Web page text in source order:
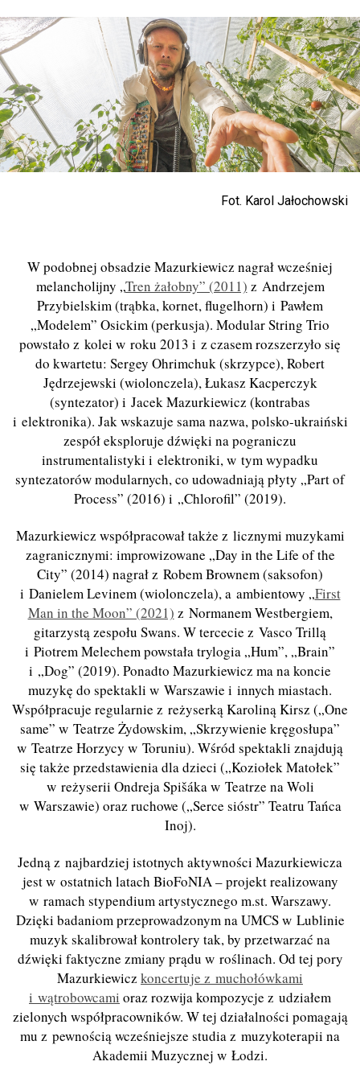
Fot. Karol Jałochowski
W podobnej obsadzie Mazurkiewicz nagrał wcześniej
melancholijny „Tren żałobny” (2011) z Andrzejem
Przybielskim (trąbka, kornet, flugelhorn) i Pawłem
„Modelem” Osickim (perkusja). Modular String Trio
powstało z kolei w roku 2013 i z czasem rozszerzyło się
do kwartetu: Sergey Ohrimchuk (skrzypce), Robert
Jędrzejewski (wiolonczela), Łukasz Kacperczyk
(syntezator) i Jacek Mazurkiewicz (kontrabas
i elektronika). Jak wskazuje sama nazwa, polsko-ukraiński
zespół eksploruje dźwięki na pograniczu
instrumentalistyki i elektroniki, w tym wypadku
syntezatorów modularnych, co udowadniają płyty „Part of
Process” (2016) i „Chlorofil” (2019).
Mazurkiewicz współpracował także z licznymi muzykami
zagranicznymi: improwizowane „Day in the Life of the
City” (2014) nagrał z Robem Brownem (saksofon)
i Danielem Levinem (wiolonczela), a ambientowy „First
Man in the Moon” (2021) z Normanem Westbergiem,
gitarzystą zespołu Swans. W tercecie z Vasco Trillą
i Piotrem Melechem powstała trylogia „Hum”, „Brain”
i „Dog” (2019). Ponadto Mazurkiewicz ma na koncie
muzykę do spektakli w Warszawie i innych miastach.
Współpracuje regularnie z reżyserką Karoliną Kirsz („One
same” w Teatrze Żydowskim, „Skrzywienie kręgosłupa”
w Teatrze Horzycy w Toruniu). Wśród spektakli znajdują
się także przedstawienia dla dzieci („Koziołek Matołek”
w reżyserii Ondreja Spišáka w Teatrze na Woli
w Warszawie) oraz ruchowe („Serce sióstr” Teatru Tańca
Inoj).
Jedną z najbardziej istotnych aktywności Mazurkiewicza
jest w ostatnich latach BioFoNIA – projekt realizowany
w ramach stypendium artystycznego m.st. Warszawy.
Dzięki badaniom przeprowadzonym na UMCS w Lublinie
muzyk skalibrował kontrolery tak, by przetwarzać na
dźwięki faktyczne zmiany prądu w roślinach. Od tej pory
Mazurkiewicz koncertuje z muchołówkami
i wątrobowcami oraz rozwija kompozycje z udziałem
zielonych współpracowników. W tej działalności pomagają
mu z pewnością wcześniejsze studia z muzykoterapii na
Akademii Muzycznej w Łodzi.